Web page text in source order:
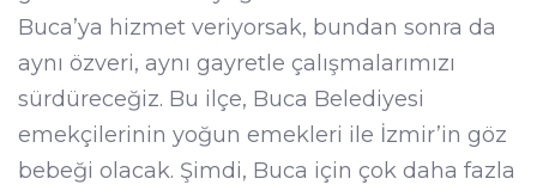
Buca’ya hizmet veriyorsak, bundan sonra da
aynı özveri, aynı gayretle çalışmalarımızı
sürdüreceğiz. Bu ilçe, Buca Belediyesi
emekçilerinin yoğun emekleri ile İzmir’in göz
bebeği olacak. Şimdi, Buca için çok daha fazla